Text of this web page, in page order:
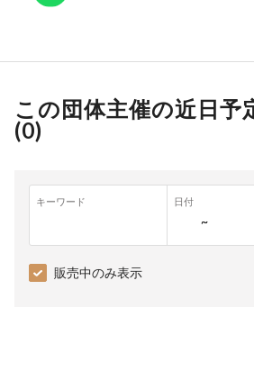
この団体主催の近日予
(0)
キーワード 日付
~
販売中のみ表示